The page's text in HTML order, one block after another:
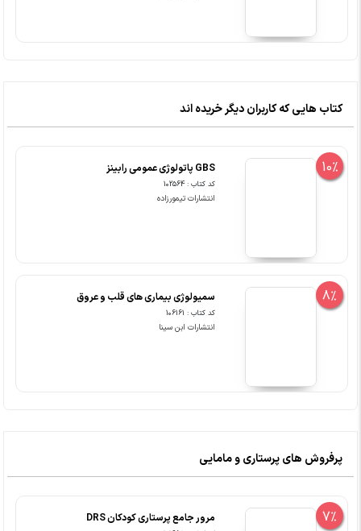
کتاب هایی که کاربران دیگر خریده اند
10% GBS پاتولوژی عمومی رابینز
کد کتاب : 102564
انتشارات تیمورزاده
8% سمیولوژی بیماری های قلب و عروق
کد کتاب : 106161
انتشارات ابن سینا
پرفروش های پرستاری و مامایی
7% مرور جامع پرستاری کودکان DRS